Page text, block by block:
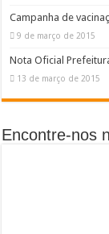
Campanha de
9 de março de 2015
Nota Oficial
13 de março de 2015
Encontre-nos